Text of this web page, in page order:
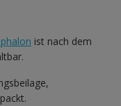
ist nach dem